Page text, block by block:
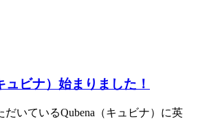
ビナ）始まりました！
だいているQubena（キュビナ）に英